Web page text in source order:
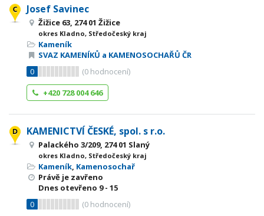
Josef Savinec
Žižice 63, 274 01 Žižice
okres Kladno, Středočeský kraj
Kameník
SVAZ KAMENÍKŮ a KAMENOSOCHAŘŮ ČR
0
(0 hodnocení)
+420 728 004 646
KAMENICTVÍ ČESKÉ, spol. s r.o.
Palackého 3/209, 274 01 Slaný
okres Kladno, Středočeský kraj
Kameník, Kamenosochař
Právě je zavřeno
Dnes otevřeno 9 - 15
0
(0 hodnocení)